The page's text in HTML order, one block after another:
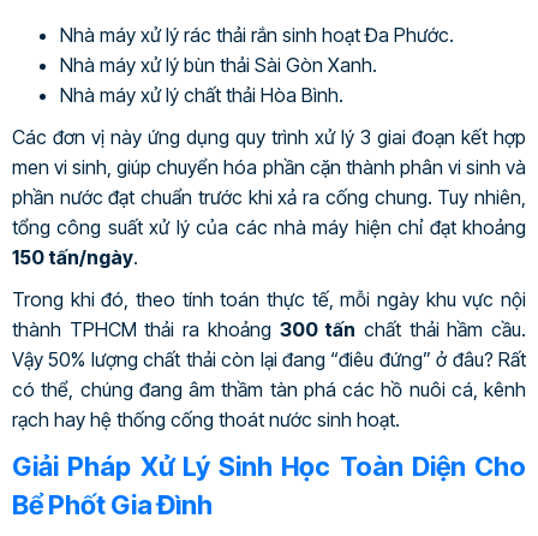
Nhà máy xử lý rác thải rắn sinh hoạt Đa Phước.
Nhà máy xử lý bùn thải Sài Gòn Xanh.
Nhà máy xử lý chất thải Hòa Bình.
Các đơn vị này ứng dụng quy trình xử lý 3 giai đoạn kết hợp
men vi sinh, giúp chuyển hóa phần cặn thành phân vi sinh và
phần nước đạt chuẩn trước khi xả ra cống chung. Tuy nhiên,
tổng công suất xử lý của các nhà máy hiện chỉ đạt khoảng
150 tấn/ngày.
Trong khi đó, theo tính toán thực tế, mỗi ngày khu vực nội
thành TPHCM thải ra khoảng 300 tấn chất thải hầm cầu.
Vậy 50% lượng chất thải còn lại đang “điêu đứng” ở đâu? Rất
có thể, chúng đang âm thầm tàn phá các hồ nuôi cá, kênh
rạch hay hệ thống cống thoát nước sinh hoạt.
Giải Pháp Xử Lý Sinh Học Toàn Diện Cho
Bể Phốt Gia Đình